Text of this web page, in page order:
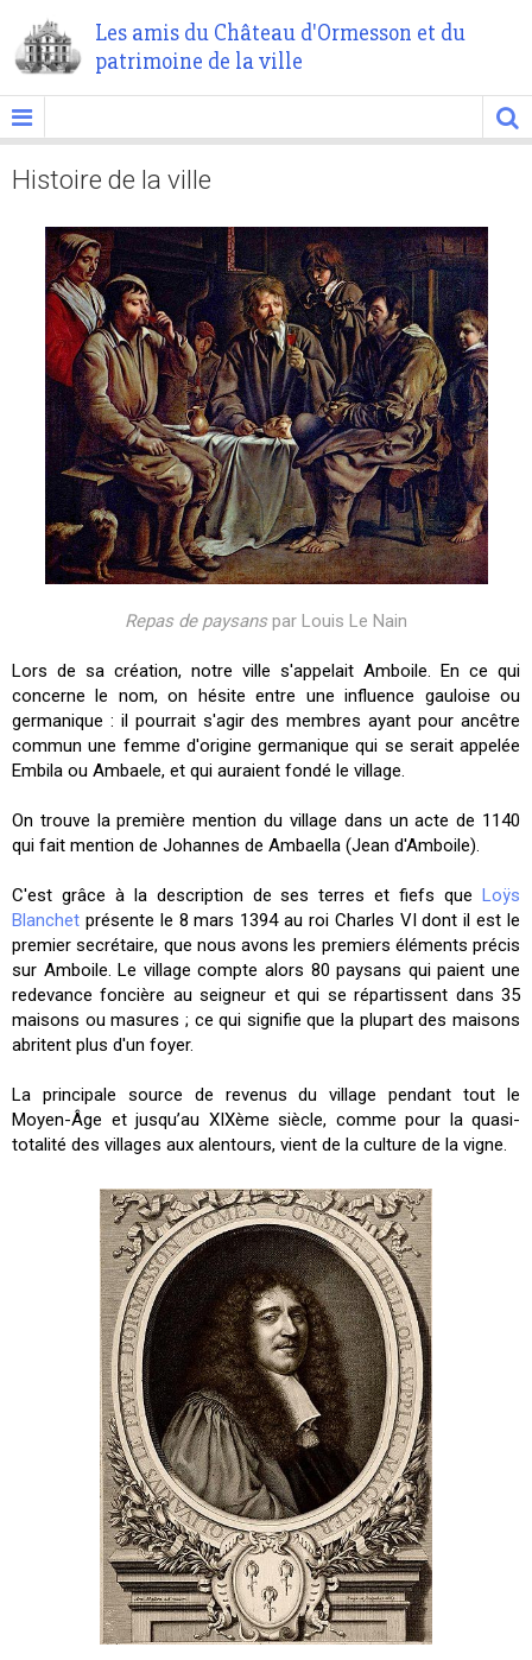
Les amis du Château d'Ormesson et du
patrimoine de la ville
Histoire de la ville
Repas de paysanspar Louis Le Nain
Lors de sa création, notre ville s'appelait Amboile. En ce qui
concerne le nom, on hésite entre une influence gauloise ou
germanique : il pourrait s'agir des membres ayant pour ancêtre
commun une femme d'origine germanique qui se serait appelée
Embila ou Ambaele, et qui auraient fondé le village.
On trouve la première mention du village dans un acte de 1140
qui fait mention de Johannes de Ambaella (Jean d'Amboile).
C'est grâce à la description de ses terres et fiefs que Loÿs
Blanchet présente le 8 mars 1394 au roi Charles VI dont il est le
premier secrétaire, que nous avons les premiers éléments précis
sur Amboile. Le village compte alors 80 paysans qui paient une
redevance foncière au seigneur et qui se répartissent dans 35
maisons ou masures ; ce qui signifie que la plupart des maisons
abritent plus d'un foyer.
La principale source de revenus du village pendant tout le
Moyen-Âge et jusqu’au XIXème siècle, comme pour la quasi-
totalité des villages aux alentours, vient de la culture de la vigne.